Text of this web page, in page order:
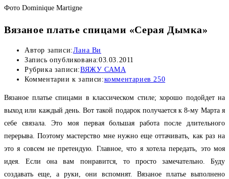
Фото Dominique Martigne
Вязаное платье спицами «Серая Дымка»
Автор записи:Лана Ви
Запись опубликована:03.03.2011
Рубрика записи:ВЯЖУ САМА
Комментарии к записи:комментариев 250
Вязаное платье спицами в классическом стиле; хорошо подойдет на
выход или каждый день. Вот такой подарок получается к 8-му Марта я
себе связала. Это моя первая большая работа после длительного
перерыва. Поэтому мастерство мне нужно еще оттачивать, как раз на
это я совсем не претендую. Главное, что я хотела передать, это моя
идея. Если она вам понравится, то просто замечательно. Буду
создавать еще, а руки, они вспомнят. Вязаное платье выполнено